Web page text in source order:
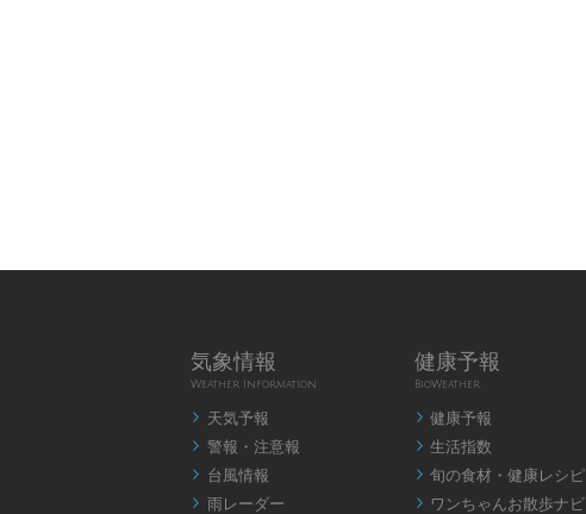
気象情報
Weather Information
 天気予報
 警報・注意報
 台風情報
 雨レーダー
健康予報
BioWeather
 健康予報
 生活指数
 旬の食材・健康レシピ
 ワンちゃんお散歩ナビ